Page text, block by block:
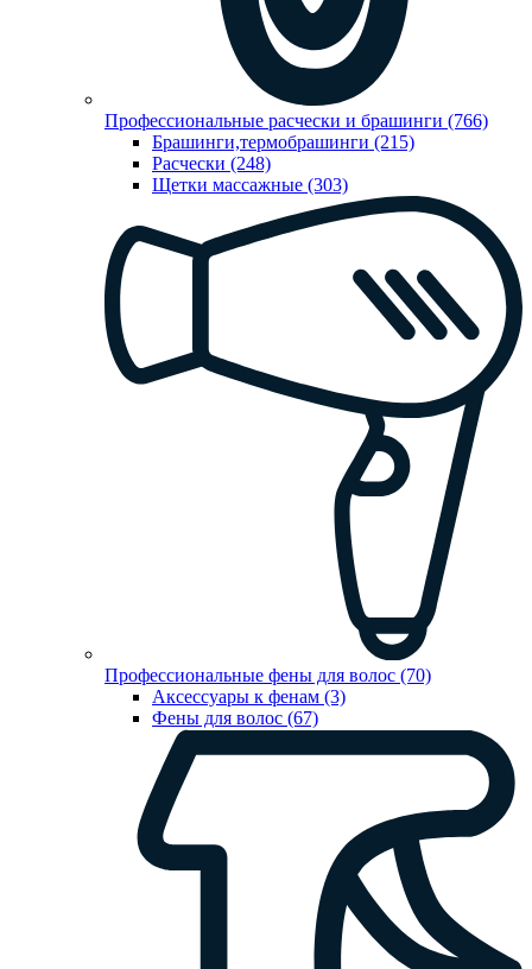
Профессиональные расчески и брашинги (766)
Брашинги,термобрашинги (215)
Расчески (248)
Щетки массажные (303)
Профессиональные фены для волос (70)
Аксессуары к фенам (3)
Фены для волос (67)